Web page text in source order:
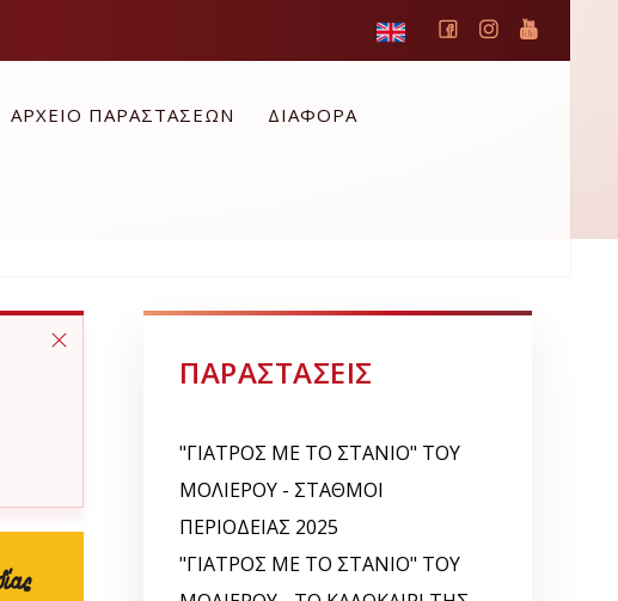
ΑΡΧΕΙΟ ΠΑΡΑΣΤΑΣΕΩΝ ΔΙΑΦΟΡΑ
ΠΑΡΑΣΤΑΣΕΙΣ
"ΓΙΑΤΡΟΣ ΜΕ ΤΟ ΣΤΑΝΙΟ" ΤΟΥ
ΜΟΛΙΕΡΟΥ - ΣΤΑΘΜΟΙ
ΠΕΡΙΟΔΕΙΑΣ 2025
"ΓΙΑΤΡΟΣ ΜΕ ΤΟ ΣΤΑΝΙΟ" ΤΟΥ